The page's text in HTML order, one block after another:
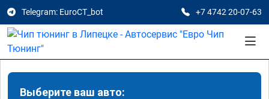
Telegram: EuroCT_bot +7 4742 20-07-63
Выберите ваш авто: